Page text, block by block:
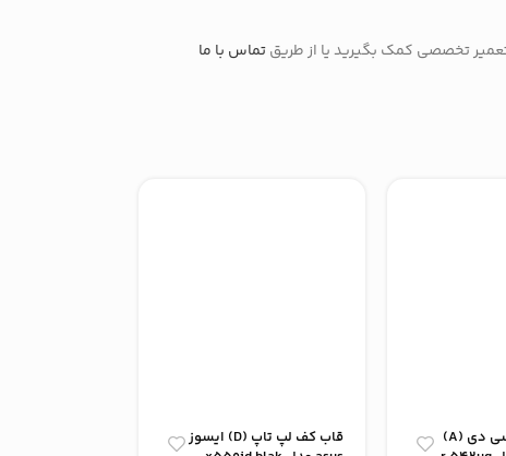
تخصصی کمک بگیرید یا از طریقتماس با ما
قاب پشت ال سی دی (A)
قاب کف لپ تاپ (D) ایسوز